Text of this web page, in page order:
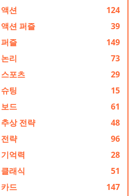
액션
124
액션 퍼즐
39
퍼즐
149
논리
73
스포츠
29
슈팅
15
보드
61
추상 전략
48
전략
96
기억력
28
클래식
51
카드
147